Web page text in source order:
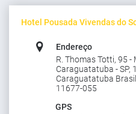
Hotel Pousada Vivendas do
Endereço
R. Thomas Totti, 95 -
Caraguatatuba - SP,
Caraguatatuba Brasil
11677-055
GPS